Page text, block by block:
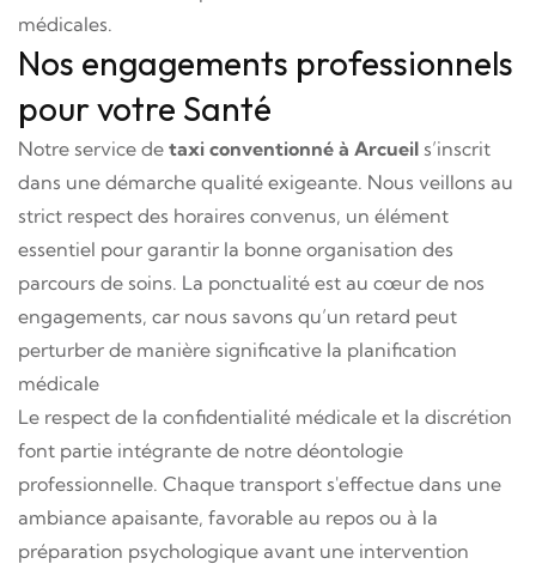
médicales.
Nos engagements professionnels
pour votre Santé
Notre service de taxi conventionné à Arcueil s’inscrit
dans une démarche qualité exigeante. Nous veillons au
strict respect des horaires convenus, un élément
essentiel pour garantir la bonne organisation des
parcours de soins. La ponctualité est au cœur de nos
engagements, car nous savons qu’un retard peut
perturber de manière significative la planification
médicale
Le respect de la confidentialité médicale et la discrétion
font partie intégrante de notre déontologie
professionnelle. Chaque transport s'effectue dans une
ambiance apaisante, favorable au repos ou à la
préparation psychologique avant une intervention